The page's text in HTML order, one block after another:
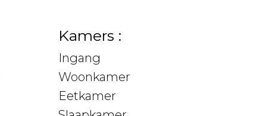
Kamers :
Ingang
Woonkamer
Eetkamer